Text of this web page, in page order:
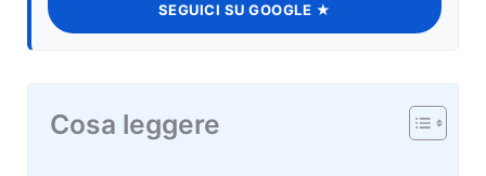
SEGUICI SU GOOGLE ★
Cosa leggere